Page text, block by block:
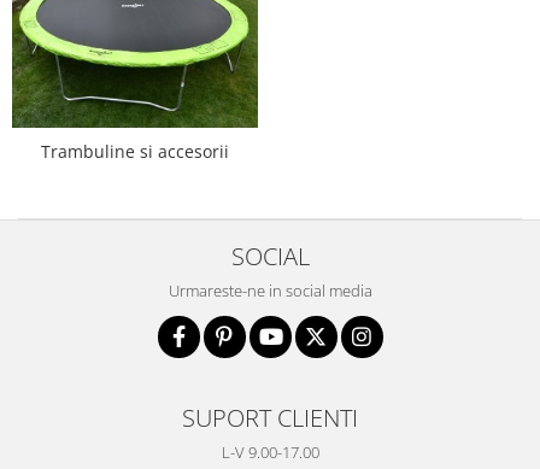
Trambuline si accesorii
SOCIAL
Urmareste-ne in social media
SUPORT CLIENTI
L-V 9.00-17.00